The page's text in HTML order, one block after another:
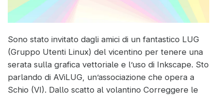
Sono stato invitato dagli amici di un fantastico LUG
(Gruppo Utenti Linux) del vicentino per tenere una
serata sulla grafica vettoriale e l’uso di Inkscape. Sto
parlando di AViLUG, un’associazione che opera a
Schio (VI). Dallo scatto al volantino Correggere le